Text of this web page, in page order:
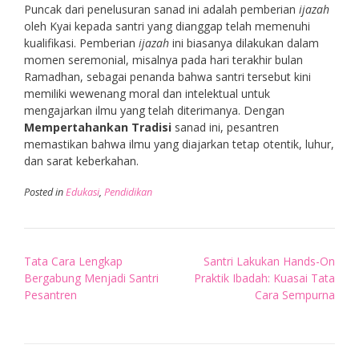
Puncak dari penelusuran sanad ini adalah pemberian ijazah
oleh Kyai kepada santri yang dianggap telah memenuhi
kualifikasi. Pemberian ijazah ini biasanya dilakukan dalam
momen seremonial, misalnya pada hari terakhir bulan
Ramadhan, sebagai penanda bahwa santri tersebut kini
memiliki wewenang moral dan intelektual untuk
mengajarkan ilmu yang telah diterimanya. Dengan
Mempertahankan Tradisi sanad ini, pesantren
memastikan bahwa ilmu yang diajarkan tetap otentik, luhur,
dan sarat keberkahan.
Posted inEdukasi, Pendidikan
Post
navigation
Tata Cara Lengkap
Bergabung Menjadi Santri
Pesantren
Santri Lakukan Hands-On
Praktik Ibadah: Kuasai Tata
Cara Sempurna